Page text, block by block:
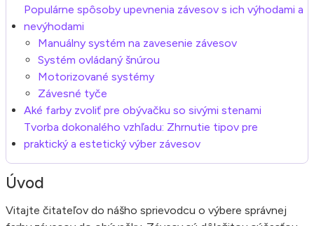
Populárne spôsoby upevnenia závesov s ich výhodami a
nevýhodami
Manuálny systém na zavesenie závesov
Systém ovládaný šnúrou
Motorizované systémy
Závesné tyče
Aké farby zvoliť pre obývačku so sivými stenami
Tvorba dokonalého vzhľadu: Zhrnutie tipov pre
praktický a estetický výber závesov
Úvod
Vitajte čitateľov do nášho sprievodcu o výbere správnej